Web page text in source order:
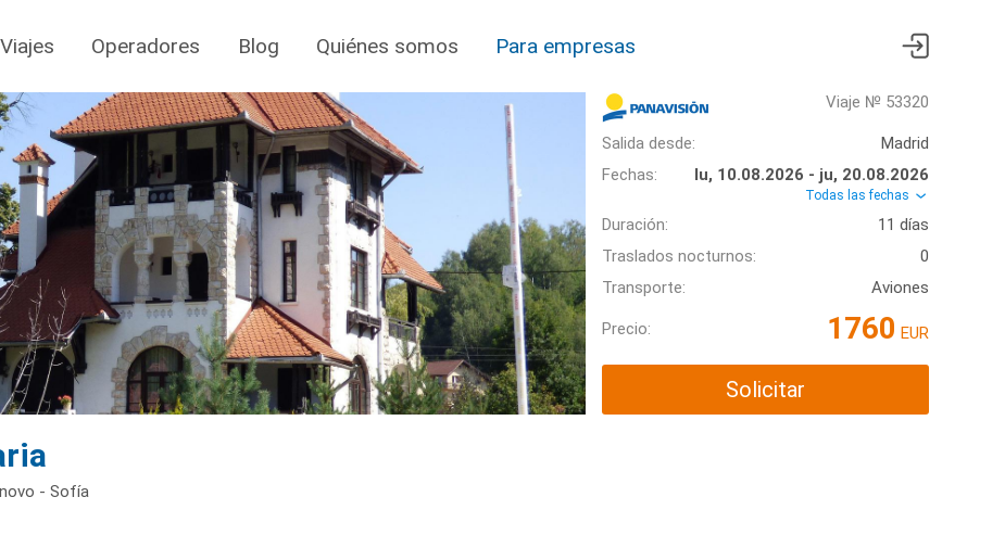
Viajes Operadores Blog Quiénes somos Para empresas
Viaje № 53320
Salida desde:
Madrid
Fechas:
lu, 10.08.2026 - ju, 20.08.2026
Todas las fechas
Duración:
11 días
Traslados nocturnos:
0
Transporte:
Aviones
Precio: 1760 EUR
Solicitar
- Sofía